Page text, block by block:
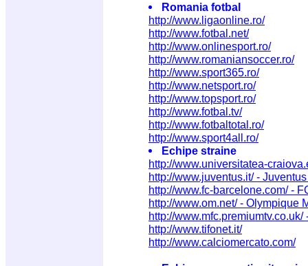
Romania fotbal
http://www.ligaonline.ro/
http://www.fotbal.net/
http://www.onlinesport.ro/
http://www.romaniansoccer.ro/
http://www.sport365.ro/
http://www.netsport.ro/
http://www.topsport.ro/
http://www.fotbal.tv/
http://www.fotbaltotal.ro/
http://www.sport4all.ro/
Echipe straine
http://www.universitatea-
http://www.juventus.it/ -
http://www.fc-barcelone.com/ -
http://www.om.net/ - Olympique
http://
http://www.tifonet.it/
http://www.calciomercato.com/